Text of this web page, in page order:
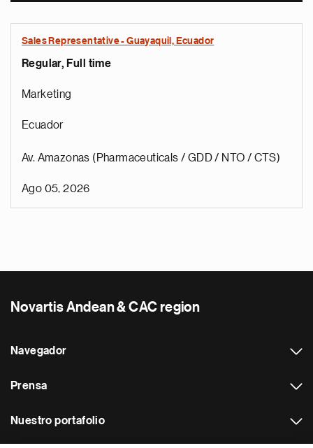
Sales Representative - Guayaquil, Ecuador
Regular, Full time
Marketing
Ecuador
Av. Amazonas (Pharmaceuticals / GDD / NTO / CTS)
Ago 05, 2026
Novartis Andean & CAC region
Navegador
Prensa
Nuestro portafolio